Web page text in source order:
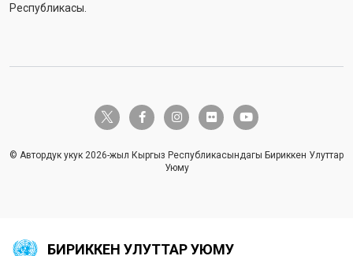
Республикасы.
twitter-x facebook-finstagramflickr youtube
© Автордук укук 2026-жыл Кыргыз Республикасындагы Бириккен Улуттар
Уюму
БИРИККЕН УЛУТТАР УЮМУ